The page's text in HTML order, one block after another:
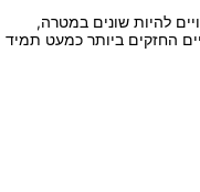
להיות שונים במטרה,
החזקים ביותר כמעט תמיד